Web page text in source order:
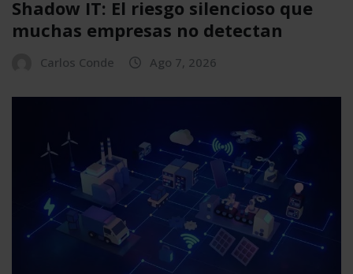
Shadow IT: El riesgo silencioso que
muchas empresas no detectan
Carlos Conde Ago 7, 2026